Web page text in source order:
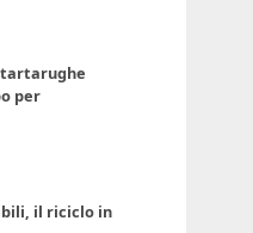
per
il riciclo in